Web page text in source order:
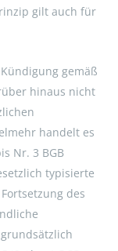
gilt auch für
gemäß
hinaus nicht
handelt es
Nr. 3 BGB
typisierte
des